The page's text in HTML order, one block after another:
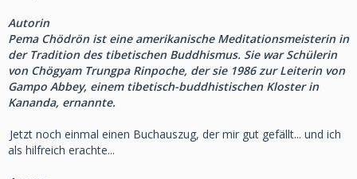
Autorin
Pema Chödrön ist eine amerikanische Meditationsmeisterin in
der Tradition des tibetischen Buddhismus. Sie war Schülerin
von Chögyam Trungpa Rinpoche, der sie 1986 zur Leiterin von
Gampo Abbey, einem tibetisch-buddhistischen Kloster in
Kananda, ernannte.
Jetzt noch einmal einen Buchauszug, der mir gut gefällt... und ich
als hilfreich erachte...